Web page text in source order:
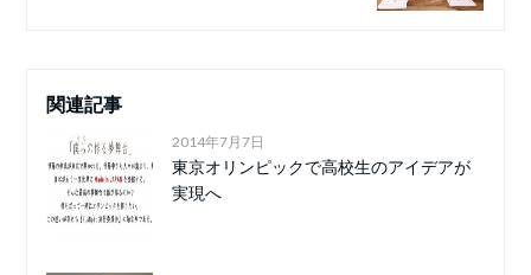
関連記事
2014年7月7日
東京オリンピックで高校生のアイデアが
実現へ